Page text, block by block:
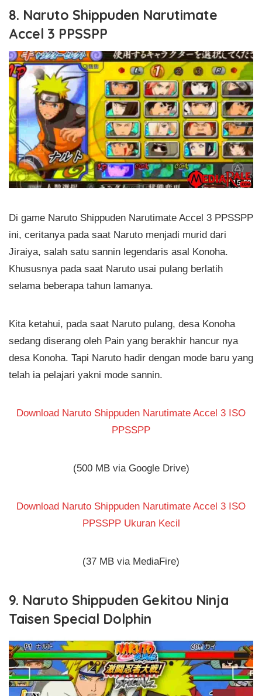
8. Naruto Shippuden Narutimate
Accel 3 PPSSPP
Di game Naruto Shippuden Narutimate Accel 3 PPSSPP
ini, ceritanya pada saat Naruto menjadi murid dari
Jiraiya, salah satu sannin legendaris asal Konoha.
Khususnya pada saat Naruto usai pulang berlatih
selama beberapa tahun lamanya.
Kita ketahui, pada saat Naruto pulang, desa Konoha
sedang diserang oleh Pain yang berakhir hancur nya
desa Konoha. Tapi Naruto hadir dengan mode baru yang
telah ia pelajari yakni mode sannin.
Download Naruto Shippuden Narutimate Accel 3 ISO
PPSSPP
(500 MB via Google Drive)
Download Naruto Shippuden Narutimate Accel 3 ISO
PPSSPP Ukuran Kecil
(37 MB via MediaFire)
9. Naruto Shippuden Gekitou Ninja
Taisen Special Dolphin